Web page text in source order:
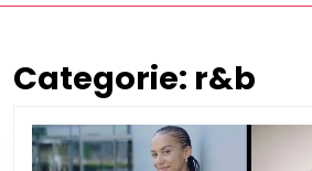
Categorie: r&b